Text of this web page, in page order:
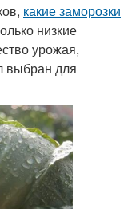
какие заморозки
низкие
урожая,
выбран для